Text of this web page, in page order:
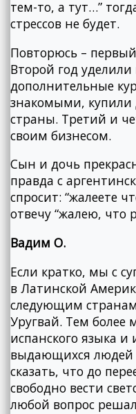
тем-то, а тут…”
стрессов не будет.
Повторюсь –
Второй год
дополнительные
знакомыми, купили
страны. Третий и
своим бизнесом.
Сын и дочь
правда с
спросит: “жалеете
отвечу “жалею, что
Вадим О.
Если кратко, мы с
в Латинской
следующим
Уругвай. Тем более
испанского языка
выдающихся людей
сказать, что до
свободно вести
любой вопрос